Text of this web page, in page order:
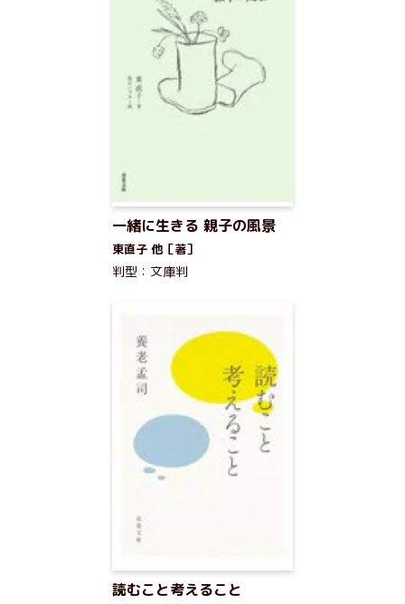
一緒に生きる 親子の風景
東直子 他［著］
判型：文庫判
読むこと考えること